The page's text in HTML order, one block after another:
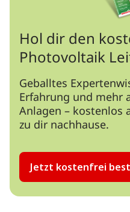
Hol dir den
Photovoltaik
Geballtes
Erfahrung und mehr
Anlagen – kostenlos
zu dir nachhause.
Jetzt kostenfrei